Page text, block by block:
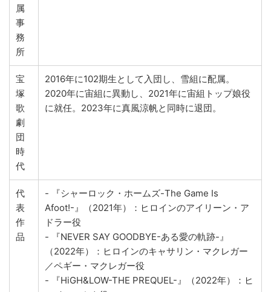
属
事
務
所
宝
塚
歌
劇
団
時
代
2016年に102期生として入団し、雪組に配属。
2020年に宙組に異動し、2021年に宙組トップ娘役
に就任。2023年に真風涼帆と同時に退団。
代
表
作
品
- 『シャーロック・ホームズ-The Game Is
Afoot!-』（2021年）：ヒロインのアイリーン・ア
ドラー役
- 『NEVER SAY GOODBYE-ある愛の軌跡-』
（2022年）：ヒロインのキャサリン・マクレガー
／ペギー・マクレガー役
- 『HiGH&LOW-THE PREQUEL-』（2022年）：ヒ